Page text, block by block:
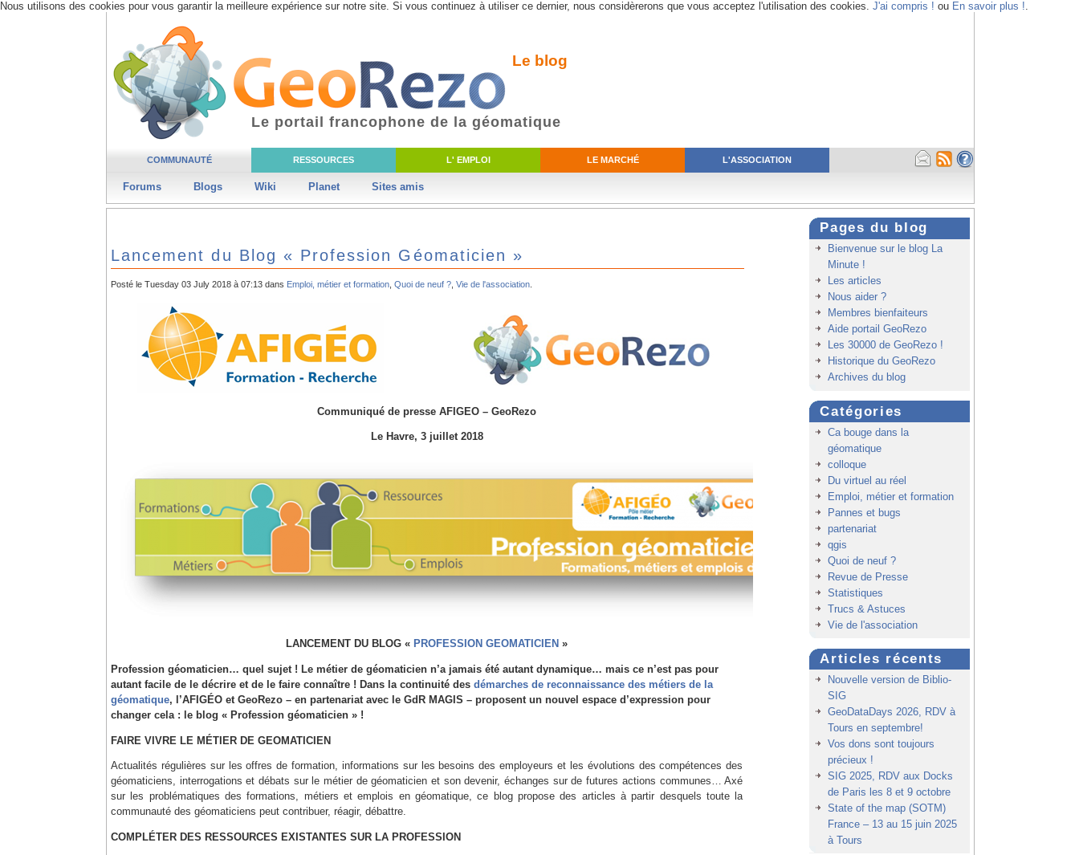
Nous utilisons des cookies pour vous garantir la meilleure expérience sur notre site. Si vous continuez à utiliser ce dernier, nous considèrerons que vous acceptez l'utilisation des cookies. J'ai compris ! ou En savoir plus !.
COMMUNAUTÉ RESSOURCES L' EMPLOI LE MARCHÉ L'ASSOCIATION
Forums Blogs Wiki Planet Sites amis
Le portail francophone de la géomatique
Le blog
Lancement du Blog « Profession Géomaticien »
Posté le Tuesday 03 July 2018 à 07:13 dans Emploi, métier et formation Quoi de neuf ? Vie de l'association
Communiqué de presseAFIGEO – GeoRezo
Le Havre, 3 juillet 2018
LANCEMENT DU BLOG « PROFESSION GEOMATICIEN»
Profession géomaticien… quel sujet ! Le métier de géomaticien n’a jamais été autant dynamique… mais ce n’est pas pour
autant facile de le décrire et de le faire connaître ! Dans la continuité des démarches de reconnaissance des métiers de la
géomatique, l’AFIGÉO et GeoRezo – en partenariat avec le GdR MAGIS – proposent un nouvel espace d’expression pour
changer cela : le blog « Profession géomaticien » !
FAIRE VIVRE LE MÉTIER DE GEOMATICIEN
Actualités régulières sur les offres de formation, informations sur les besoins des employeurs et les évolutions des compétences des
géomaticiens, interrogations et débats sur le métier de géomaticien et son devenir, échanges sur de futures actions communes… Axé
sur les problématiques des formations, métiers et emplois en géomatique, ce blog propose des articles à partir desquels toute la
communauté des géomaticiens peut contribuer, réagir, débattre.
COMPLÉTER DES RESSOURCES EXISTANTES SUR LA PROFESSION
Pages du blog
Bienvenue sur le blog La
Minute !
Les articles
Nous aider ?
Membres bienfaiteurs
Aide portail GeoRezo
Les 30000 de GeoRezo !
Historique du GeoRezo
Archives du blog
Catégories
Ca bouge dans la
géomatique
colloque
Du virtuel au réel
Emploi, métier et formation
Pannes et bugs
partenariat
qgis
Quoi de neuf ?
Revue de Presse
Statistiques
Trucs & Astuces
Vie de l'association
Articles récents
Nouvelle version de Biblio-
SIG
GeoDataDays 2026, RDV à
Tours en septembre!
Vos dons sont toujours
précieux !
SIG 2025, RDV aux Docks
de Paris les 8 et 9 octobre
State of the map (SOTM)
France – 13 au 15 juin 2025
à Tours